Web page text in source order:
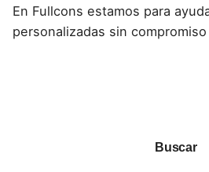
Buscar
En Fullcons estamos para
personalizadas sin